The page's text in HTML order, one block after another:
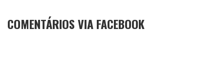
COMENTÁRIOS VIA FACEBOOK